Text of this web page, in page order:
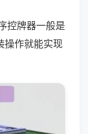
控牌器一般是
操作就能实现